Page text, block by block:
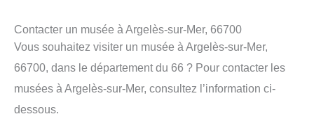
Contacter un musée à Argelès-sur-Mer, 66700
Vous souhaitez visiter un musée à Argelès-sur-Mer,
66700, dans le département du 66 ? Pour contacter les
musées à Argelès-sur-Mer, consultez l’information ci-
dessous.